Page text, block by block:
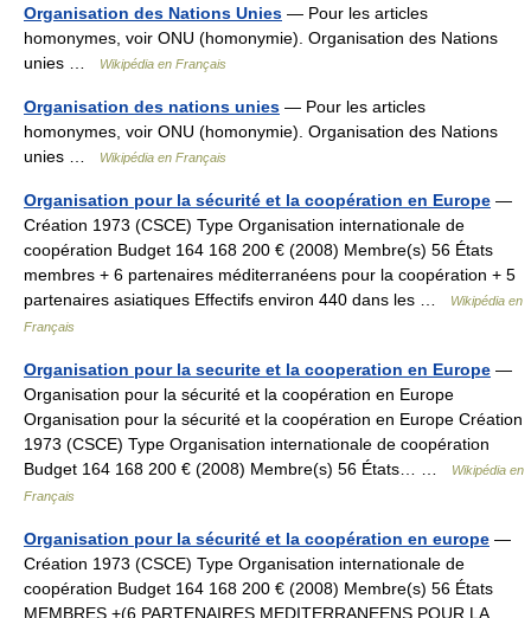
Organisation des Nations Unies — Pour les articles
homonymes, voir ONU (homonymie). Organisation des Nations
unies …
Wikipédia en Français
Organisation des nations unies — Pour les articles
homonymes, voir ONU (homonymie). Organisation des Nations
unies …
Wikipédia en Français
Organisation pour la sécurité et la coopération en Europe —
Création 1973 (CSCE) Type Organisation internationale de
coopération Budget 164 168 200 € (2008) Membre(s) 56 États
membres + 6 partenaires méditerranéens pour la coopération + 5
partenaires asiatiques Effectifs environ 440 dans les …
Wikipédia en
Français
Organisation pour la securite et la cooperation en Europe —
Organisation pour la sécurité et la coopération en Europe
Organisation pour la sécurité et la coopération en Europe Création
1973 (CSCE) Type Organisation internationale de coopération
Budget 164 168 200 € (2008) Membre(s) 56 États… …
Wikipédia en
Français
Organisation pour la sécurité et la coopération en europe —
Création 1973 (CSCE) Type Organisation internationale de
coopération Budget 164 168 200 € (2008) Membre(s) 56 États
MEMBRES +(6 PARTENAIRES MEDITERRANEENS POUR LA